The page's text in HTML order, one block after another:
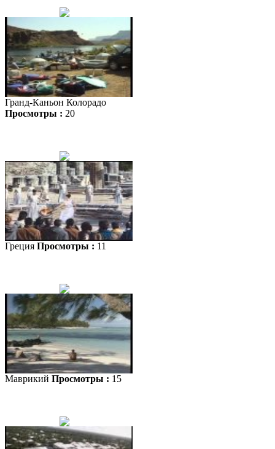
Гранд-Каньон Колорадо
Просмотры : 20
Греция Просмотры : 11
Маврикий Просмотры : 15